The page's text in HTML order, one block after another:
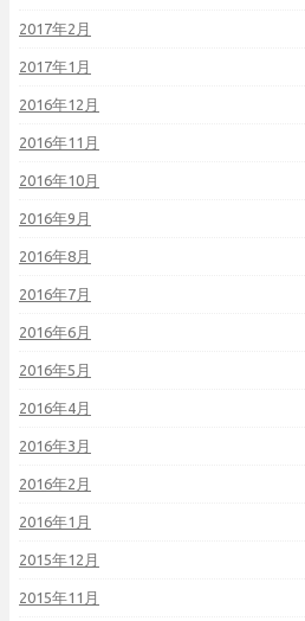
2017年2月
2017年1月
2016年12月
2016年11月
2016年10月
2016年9月
2016年8月
2016年7月
2016年6月
2016年5月
2016年4月
2016年3月
2016年2月
2016年1月
2015年12月
2015年11月